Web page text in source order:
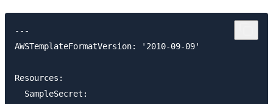
---
AWSTemplateFormatVersion: '2010-09-09'
Resources:
  SampleSecret: